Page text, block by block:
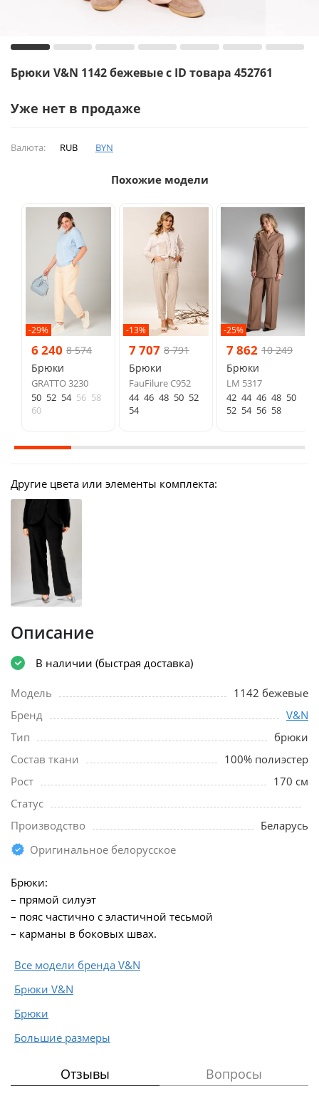
Брюки V&N 1142 бежевые с ID товара 452761
Уже нет в продаже
Валюта: RUB BYN
Похожие модели
-29%
6 240 8 574
Брюки
GRATTO 3230
50 52 54 56 58
60
-13%
7 707 8 791
Брюки
FauFilure C952
44 46 48 50 52
54
-25%
7 862 10 249
Брюки
LM 5317
42 44 46 48 50
52 54 56 58
Другие цвета или элементы комплекта:
Описание
В наличии (быстрая доставка)
Модель
1142 бежевые
Бренд
V&N
Тип
брюки
Состав ткани
100% полиэстер
Рост
170 см
Статус
Производство
Беларусь
Оригинальное белорусское
Брюки:
– прямой силуэт
– пояс частично с эластичной тесьмой
– карманы в боковых швах.
Все модели бренда V&N
Брюки V&N
Брюки
Большие размеры
Отзывы Вопросы